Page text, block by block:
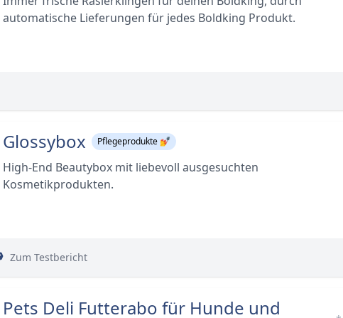
automatische Lieferungen für jedes Boldking Produkt.
Glossybox Pflegeprodukte 💅
High-End Beautybox mit liebevoll ausgesuchten
Kosmetikprodukten.
Zum Testbericht
Pets Deli Futterabo für Hunde und